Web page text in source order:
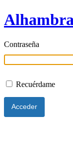
Contraseña
Recuérdame